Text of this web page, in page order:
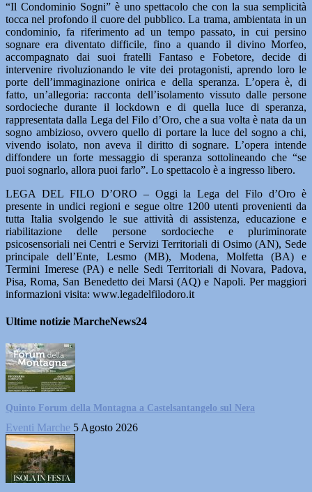
“Il Condominio Sogni” è uno spettacolo che con la sua semplicità
tocca nel profondo il cuore del pubblico. La trama, ambientata in un
condominio, fa riferimento ad un tempo passato, in cui persino
sognare era diventato difficile, fino a quando il divino Morfeo,
accompagnato dai suoi fratelli Fantaso e Fobetore, decide di
intervenire rivoluzionando le vite dei protagonisti, aprendo loro le
porte dell’immaginazione onirica e della speranza. L’opera è, di
fatto, un’allegoria: racconta dell’isolamento vissuto dalle persone
sordocieche durante il lockdown e di quella luce di speranza,
rappresentata dalla Lega del Filo d’Oro, che a sua volta è nata da un
sogno ambizioso, ovvero quello di portare la luce del sogno a chi,
vivendo isolato, non aveva il diritto di sognare. L’opera intende
diffondere un forte messaggio di speranza sottolineando che “se
puoi sognarlo, allora puoi farlo”. Lo spettacolo è a ingresso libero.
LEGA DEL FILO D’ORO – Oggi la Lega del Filo d’Oro è
presente in undici regioni e segue oltre 1200 utenti provenienti da
tutta Italia svolgendo le sue attività di assistenza, educazione e
riabilitazione delle persone sordocieche e pluriminorate
psicosensoriali nei Centri e Servizi Territoriali di Osimo (AN), Sede
principale dell’Ente, Lesmo (MB), Modena, Molfetta (BA) e
Termini Imerese (PA) e nelle Sedi Territoriali di Novara, Padova,
Pisa, Roma, San Benedetto dei Marsi (AQ) e Napoli. Per maggiori
informazioni visita: www.legadelfilodoro.it
Ultime notizie MarcheNews24
Quinto Forum della Montagna a Castelsantangelo sul Nera
Eventi Marche 5 Agosto 2026